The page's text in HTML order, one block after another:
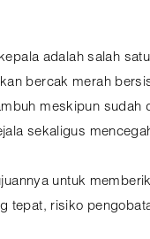
adalah salah
bercak merah
meskipun sudah
sekaligus
untuk
tepat, risiko